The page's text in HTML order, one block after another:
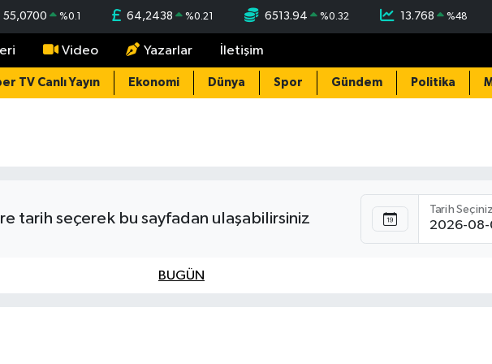
55,0700 %0.1 64,2438 %0.21 6513.94 %0.32 13.768 %48
Video Yazarlar İletişim
TV Canlı Yayın Ekonomi Dünya Spor Gündem Politika
tarih seçerek bu sayfadan ulaşabilirsiniz
Tarih Seçiniz
BUGÜN